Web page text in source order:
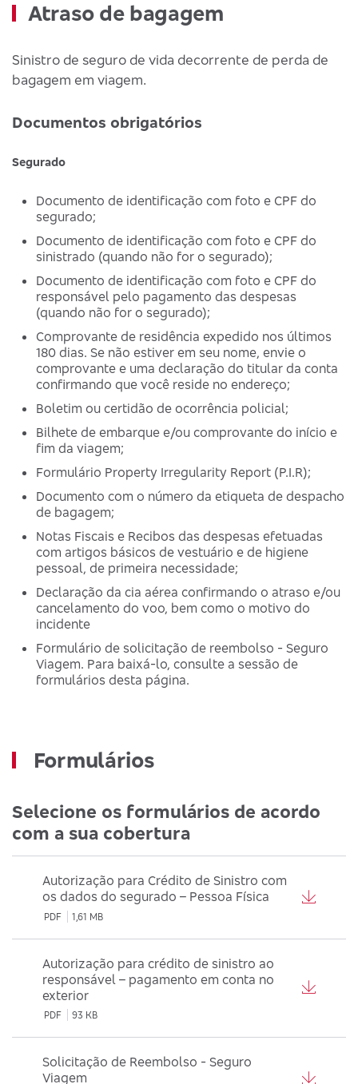
Atraso de bagagem
Sinistro de seguro de vida decorrente de perda de
bagagem em viagem.
Documentos obrigatórios
Segurado
Documento de identificação com foto e CPF do
segurado;
Documento de identificação com foto e CPF do
sinistrado (quando não for o segurado);
Documento de identificação com foto e CPF do
responsável pelo pagamento das despesas
(quando não for o segurado);
Comprovante de residência expedido nos últimos
180 dias. Se não estiver em seu nome, envie o
comprovante e uma declaração do titular da conta
confirmando que você reside no endereço;
Boletim ou certidão de ocorrência policial;
Bilhete de embarque e/ou comprovante do início e
fim da viagem;
Formulário Property Irregularity Report (P.I.R);
Documento com o número da etiqueta de despacho
de bagagem;
Notas Fiscais e Recibos das despesas efetuadas
com artigos básicos de vestuário e de higiene
pessoal, de primeira necessidade;
Declaração da cia aérea confirmando o atraso e/ou
cancelamento do voo, bem como o motivo do
incidente
Formulário de solicitação de reembolso - Seguro
Viagem. Para baixá-lo, consulte a sessão de
formulários desta página.
Formulários
Selecione os formulários de acordo
com a sua cobertura
Autorização para Crédito de Sinistro com
os dados do segurado – Pessoa Física
PDF 1,61 MB
Autorização para crédito de sinistro ao
responsável – pagamento em conta no
exterior
PDF 93 KB
Solicitação de Reembolso - Seguro
Viagem